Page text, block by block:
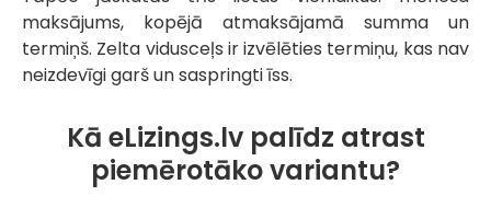
maksājums, kopējā atmaksājamā summa un
termiņš. Zelta vidusceļs ir izvēlēties termiņu, kas nav
neizdevīgi garš un saspringti īss.
Kā eLizings.lv palīdz atrast
piemērotāko variantu?